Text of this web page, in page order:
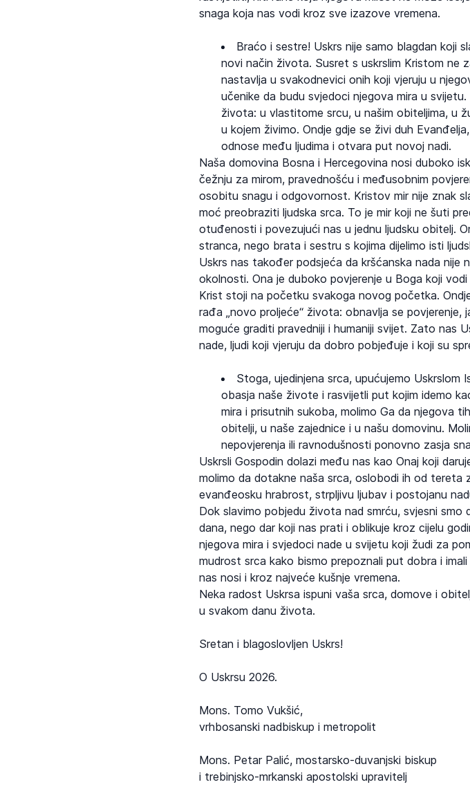
snaga koja nas vodi kroz sve izazove vremena.
Braćo i sestre! Uskrs nije samo blagdan koji
novi način života. Susret s uskrslim Kristom ne
nastavlja u svakodnevici onih koji vjeruju u
učenike da budu svjedoci njegova mira u
života: u vlastitome srcu, u našim obiteljima, u
u kojem živimo. Ondje gdje se živi duh
odnose među ljudima i otvara put novoj nadi.
Naša domovina Bosna i Hercegovina nosi duboko
čežnju za mirom, pravednošću i međusobnim
osobitu snagu i odgovornost. Kristov mir nije znak
moć preobraziti ljudska srca. To je mir koji ne šuti
otuđenosti i povezujući nas u jednu ljudsku obitelj.
stranca, nego brata i sestru s kojima dijelimo isti
Uskrs nas također podsjeća da kršćanska nada nije
okolnosti. Ona je duboko povjerenje u Boga koji
Krist stoji na početku svakoga novog početka.
rađa „novo proljeće“ života: obnavlja se
moguće graditi pravedniji i humaniji svijet. Zato nas
nade, ljudi koji vjeruju da dobro pobjeđuje i koji su
Stoga, ujedinjena srca, upućujemo
obasja naše živote i rasvijetli put kojim idemo
mira i prisutnih sukoba, molimo Ga da njegova
obitelji, u naše zajednice i u našu domovinu.
nepovjerenja ili ravnodušnosti ponovno zasja
Uskrsli Gospodin dolazi među nas kao Onaj koji
molimo da dotakne naša srca, oslobodi ih od
evanđeosku hrabrost, strpljivu ljubav i postojanu
Dok slavimo pobjedu života nad smrću, svjesni smo
dana, nego dar koji nas prati i oblikuje kroz cijelu
njegova mira i svjedoci nade u svijetu koji žudi za
mudrost srca kako bismo prepoznali put dobra i
nas nosi i kroz najveće kušnje vremena.
Neka radost Uskrsa ispuni vaša srca, domove i
u svakom danu života.
Sretan i blagoslovljen Uskrs!
O Uskrsu 2026.
Mons. Tomo Vukšić,
vrhbosanski nadbiskup i metropolit
Mons. Petar Palić, mostarsko-duvanjski biskup
i trebinjsko-mrkanski apostolski upravitelj